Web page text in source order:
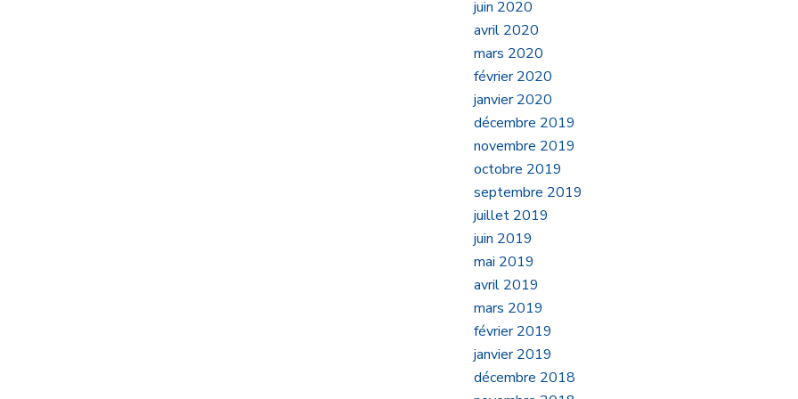
juin 2020
avril 2020
mars 2020
février 2020
janvier 2020
décembre 2019
novembre 2019
octobre 2019
septembre 2019
juillet 2019
juin 2019
mai 2019
avril 2019
mars 2019
février 2019
janvier 2019
décembre 2018